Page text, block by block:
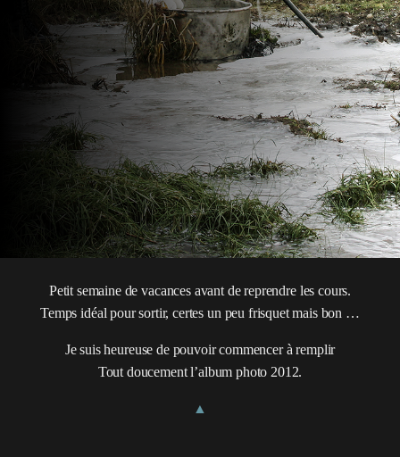
Petit semaine de vacances avant de reprendre les cours.
Temps idéal pour sortir, certes un peu frisquet mais bon …
Je suis heureuse de pouvoir commencer à remplir
Tout doucement l’album photo 2012.
▲